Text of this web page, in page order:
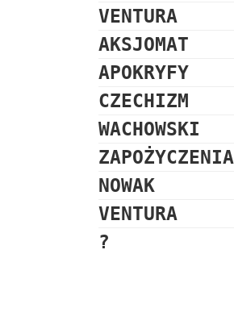
VENTURA
AKSJOMAT
APOKRYFY
CZECHIZM
WACHOWSKI
ZAPOŻYCZENIA
NOWAK
VENTURA
?